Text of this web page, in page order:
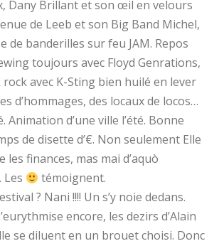
Dany Brillant et son œil en velours
de Leeb et son Big Band Michel,
de banderilles sur feu JAM. Repos
toujours avec Floyd Genrations,
avec K-Sting bien huilé en lever
d’hommages, des locaux de locos…
Animation d’une ville l’été. Bonne
de disette d’€. Non seulement Elle
les finances, mas mai d’aquò
témoignent.
? Nani !!!! Un s’y noie dedans.
encore, les dezirs d’Alain
se diluent en un brouet choisi. Donc